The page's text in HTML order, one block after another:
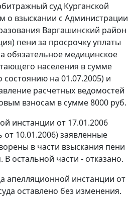
суд Курганской
о взыскании с Администрации
Варгашинский район
пени за просрочку уплаты
обязательное медицинское
населения в сумме
состоянию на 01.07.2005) и
расчетных ведомостей
взносам в сумме 8000 руб.
инстанции от 17.01.2006
10.01.2006) заявленные
в части взыскания пени
В остальной части - отказано.
апелляционной инстанции от
оставлено без изменения.